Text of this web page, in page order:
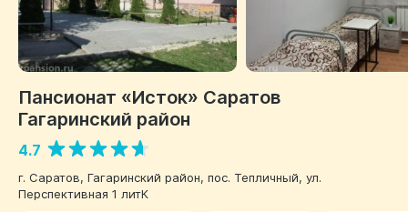
Пансионат «Исток» Саратов
Гагаринский район
4.7
г. Саратов, Гагаринский район, пос. Тепличный, ул.
Перспективная 1 литК